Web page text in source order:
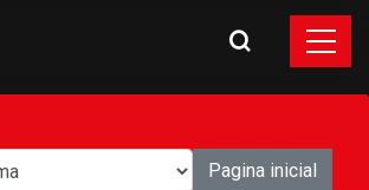
Pagina inicial